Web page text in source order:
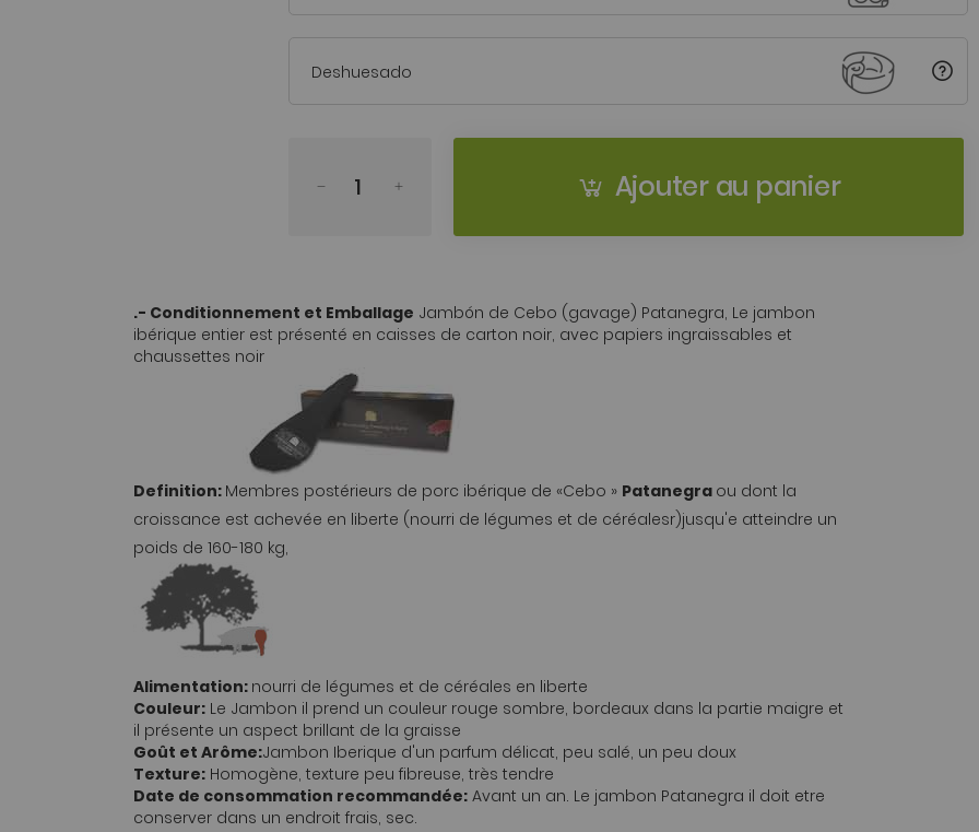
Deshuesado
Ajouter au panier
.- Conditionnement et Emballage Jambón de Cebo (gavage) Patanegra, Le jambon
ibérique entier est présenté en caisses de carton noir, avec papiers ingraissables et
chaussettes noir
Definition: Membres postérieurs de porc ibérique de «Cebo » Patanegra ou dont la
croissance est achevée en liberte (nourri de légumes et de céréalesr)jusqu'e atteindre un
poids de 160-180 kg,
Alimentation: nourri de légumes et de céréales en liberte
Couleur: Le Jambon il prend un couleur rouge sombre, bordeaux dans la partie maigre et
il présente un aspect brillant de la graisse
Goût et Arôme:Jambon Iberique d'un parfum délicat, peu salé, un peu doux
Texture: Homogène, texture peu fibreuse, très tendre
Date de consommation recommandée: Avant un an. Le jambon Patanegra il doit etre
conserver dans un endroit frais, sec.